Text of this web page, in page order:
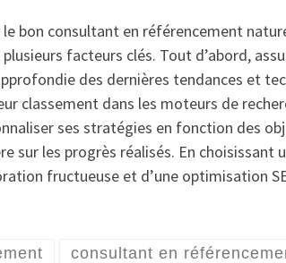
le bon consultant en référencement
facteurs clés. Tout d’abord,
des dernières tendances et
classement dans les moteurs de
ses stratégies en fonction des
sur les progrès réalisés. En
fructueuse et d’une optimisation
consultant en